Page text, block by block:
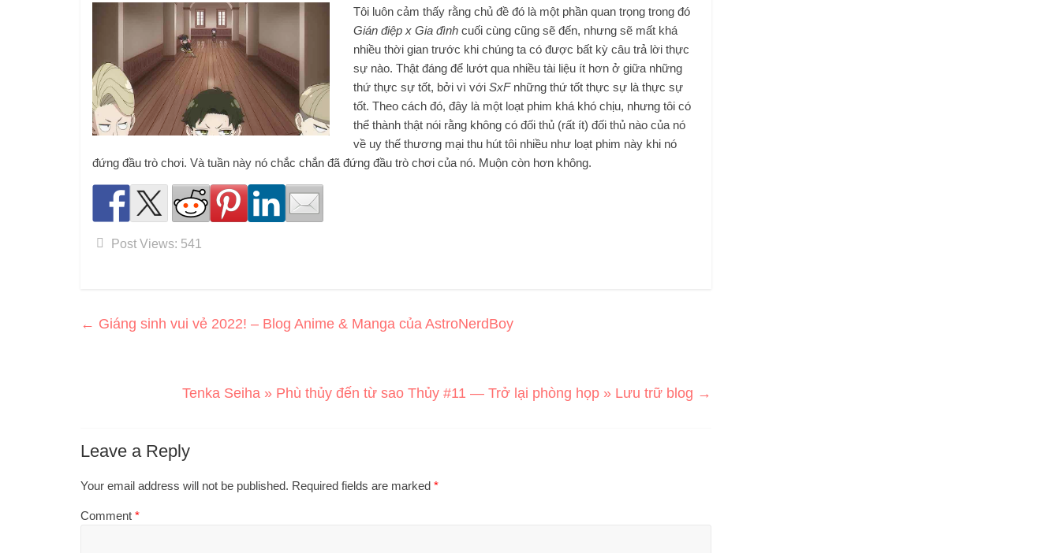
Tôi luôn cảm thấy rằng chủ đề đó là một phần quan trọng trong đó
Gián điệp x Gia đình cuối cùng cũng sẽ đến, nhưng sẽ mất khá
nhiều thời gian trước khi chúng ta có được bất kỳ câu trả lời thực
sự nào. Thật đáng để lướt qua nhiều tài liệu ít hơn ở giữa những
thứ thực sự tốt, bởi vì với SxFnhững thứ tốt thực sự là thực sự
tốt. Theo cách đó, đây là một loạt phim khá khó chịu, nhưng tôi có
thể thành thật nói rằng không có đối thủ (rất ít) đối thủ nào của nó
về uy thế thương mại thu hút tôi nhiều như loạt phim này khi nó
đứng đầu trò chơi. Và tuần này nó chắc chắn đã đứng đầu trò chơi của nó. Muộn còn hơn không.
Post Views: 541
← Giáng sinh vui vẻ 2022! – Blog Anime & Manga của AstroNerdBoy
Tenka Seiha » Phù thủy đến từ sao Thủy #11 — Trở lại phòng họp » Lưu trữ blog →
Leave a Reply
Your email address will not be published. Required fields are marked *
Comment *